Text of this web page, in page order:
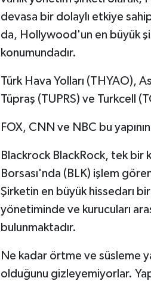
devasa bir dolaylı etkiye
da, Hollywood'un en büyük
konumundadır.
Türk Hava Yolları (THYAO),
Tüpraş (TUPRS) ve Turkcell
FOX, CNN ve NBC bu
Blackrock BlackRock, tek bir
Borsası'nda (BLK) işlem
Şirketin en büyük hissedarı
yönetiminde ve kurucuları
bulunmaktadır.
Ne kadar örtme ve süsleme
olduğunu gizleyemiyorlar.